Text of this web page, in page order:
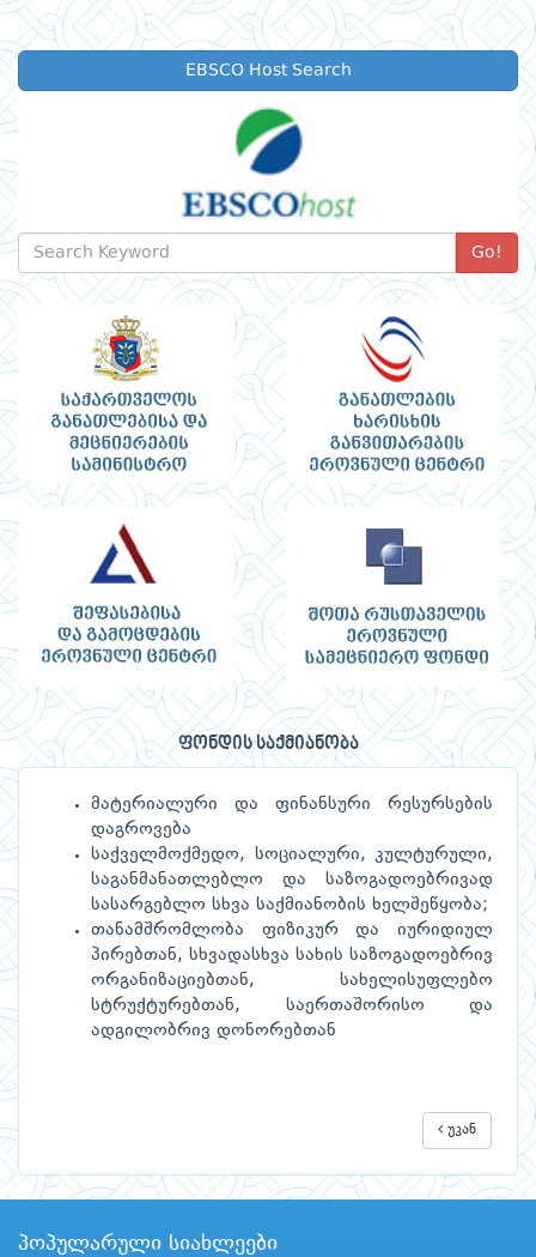
EBSCO Host Search
Go!
ფონდის საქმიანობა
მატერიალური და ფინანსური რესურსების
დაგროვება
​​საქველმოქმედო, სოციალური, კულტურული,
საგანმანათლებლო და საზოგადოებრივად
სასარგებლო სხვა საქმიანობის ხელშეწყობა;
თანამშრომლობა ფიზიკურ და იურიდიულ
პირებთან, სხვადასხვა სახის საზოგადოებრივ
ორგანიზაციებთან, სახელისუფლებო
სტრუქტურებთან, საერთაშორისო და
ადგილობრივ დონორებთან
უკან
პოპულარული სიახლეები